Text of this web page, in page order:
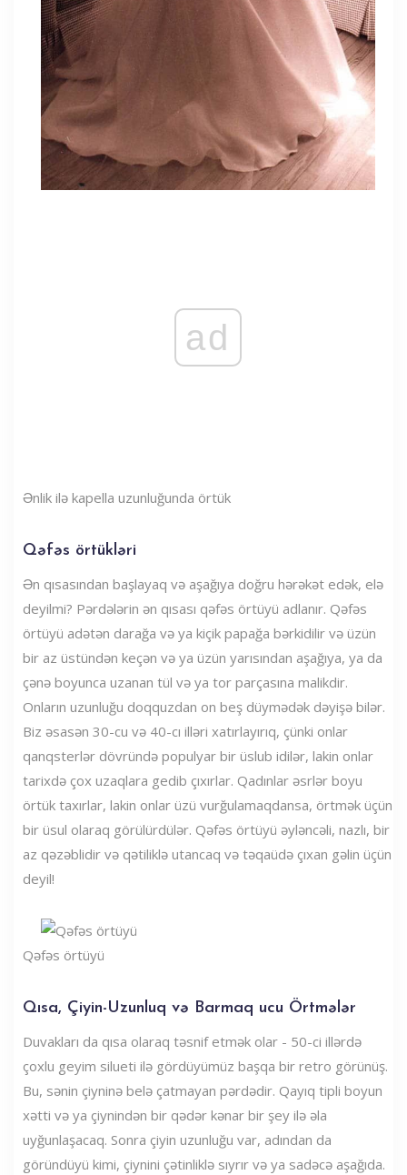
ad
Ənlik ilə kapella uzunluğunda örtük
Qəfəs örtükləri
Ən qısasından başlayaq və aşağıya doğru hərəkət edək, elə
deyilmi? Pərdələrin ən qısası qəfəs örtüyü adlanır. Qəfəs
örtüyü adətən darağa və ya kiçik papağa bərkidilir və üzün
bir az üstündən keçən və ya üzün yarısından aşağıya, ya da
çənə boyunca uzanan tül və ya tor parçasına malikdir.
Onların uzunluğu doqquzdan on beş düymədək dəyişə bilər.
Biz əsasən 30-cu və 40-cı illəri xatırlayırıq, çünki onlar
qanqsterlər dövründə populyar bir üslub idilər, lakin onlar
tarixdə çox uzaqlara gedib çıxırlar. Qadınlar əsrlər boyu
örtük taxırlar, lakin onlar üzü vurğulamaqdansa, örtmək üçün
bir üsul olaraq görülürdülər. Qəfəs örtüyü əyləncəli, nazlı, bir
az qəzəblidir və qətiliklə utancaq və təqaüdə çıxan gəlin üçün
deyil!
Qəfəs örtüyü
Qısa, Çiyin-Uzunluq və Barmaq ucu Örtmələr
Duvakları da qısa olaraq təsnif etmək olar - 50-ci illərdə
çoxlu geyim silueti ilə gördüyümüz başqa bir retro görünüş.
Bu, sənin çiyninə belə çatmayan pərdədir. Qayıq tipli boyun
xətti və ya çiynindən bir qədər kənar bir şey ilə əla
uyğunlaşacaq. Sonra çiyin uzunluğu var, adından da
göründüyü kimi, çiynini çətinliklə sıyrır və ya sadəcə aşağıda.